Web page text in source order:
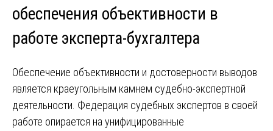
обеспечения объективности в
работе эксперта-бухгалтера
Обеспечение объективности и достоверности выводов
является краеугольным камнем судебно-экспертной
деятельности. Федерация судебных экспертов в своей
работе опирается на унифицированные